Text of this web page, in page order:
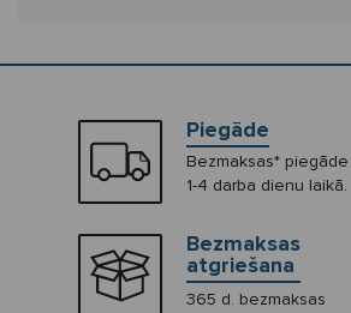
Piegāde
Bezmaksas* piegāde
1-4 darba dienu laikā.
Bezmaksas
atgriešana
365 d. bezmaksas